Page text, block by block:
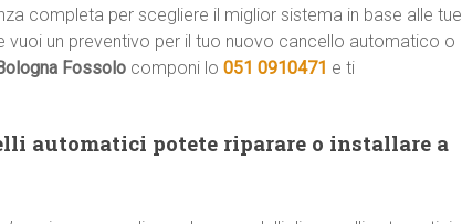
completa per scegliere il miglior sistema in base alle tue
vuoi un preventivo per il tuo nuovo cancello automatico o
Fossolo componi lo 051 0910471 e ti
automatici potete riparare o installare a